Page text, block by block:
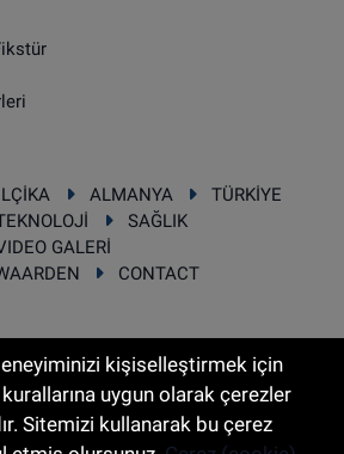
ALMANYA
TÜRKİYE
SAĞLIK
GALERİ
CONTACT
© 2025 Sonhaber.eu Her hakkı saklıdır.
kişiselleştirmek için
uygun olarak çerezler
Sitemizi kullanarak bu çerez